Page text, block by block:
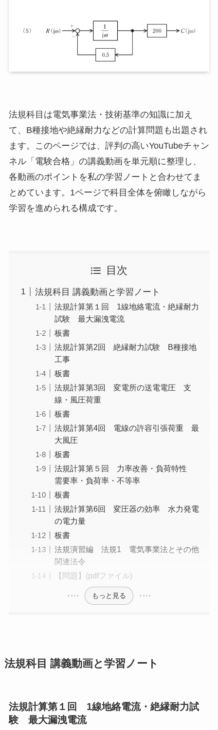
法規科目は電気事業法・技術基準の知識に加え
て、B種接地や絶縁耐力などの計算問題も出題され
ます。このページでは、評判の高いYouTubeチャン
ネル「電験合格」の講義動画を単元順に整理し、
各動画のポイントを私の学習ノートと合わせてま
とめています。1ページで科目全体を俯瞰しながら
学習を進められる構成です。
目次
法規科目 講義動画と学習ノート
法規計算第１回 1線地絡電流・絶縁耐力
試験 最大漏洩電流
板書
法規計算第2回 絶縁耐力試験 B種接地
工事
板書
法規計算第3回 変電所の送電電圧 支
線・風圧荷重
板書
法規計算第4回 電線の許容引張荷重 最
大風圧
板書
法規計算第５回 力率改善・負荷特性
需要率・負荷率・不等率
板書
法規計算第6回 変圧器の効率 水力発電
の電力量
板書
法規演習編 法規1 電気事業法とその他
関連法令
【問題】(pdfファイル)
もっと見る
法規科目 講義動画と学習ノート
法規計算第１回 1線地絡電流・絶縁耐力試
験 最大漏洩電流